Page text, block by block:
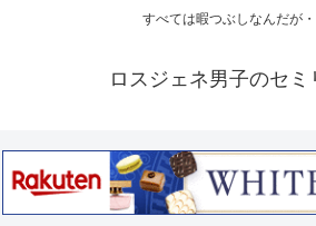
すべては暇つぶしなんだが・
ロスジェネ男子のセミ